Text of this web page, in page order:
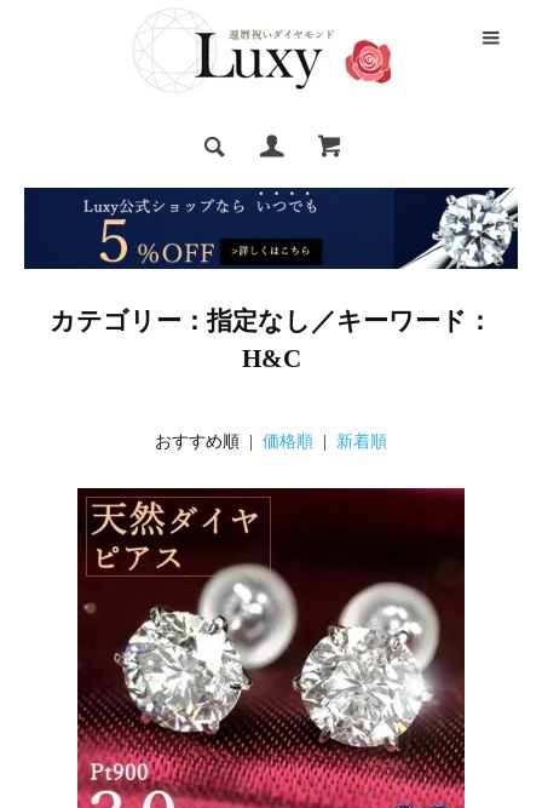
カテゴリー：指定なし／キーワード：
H&C
おすすめ順 | 価格順 新着順